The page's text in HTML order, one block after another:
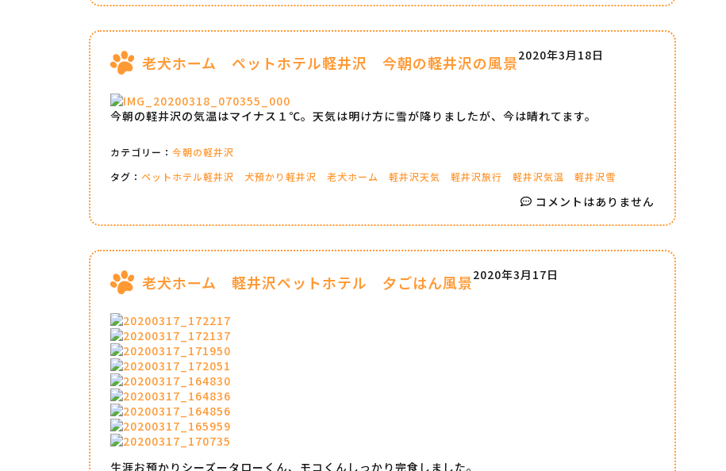
老犬ホーム ペットホテル軽井沢 今朝の軽井沢の風景2020年3月18日
今朝の軽井沢の気温はマイナス１℃。天気は明け方に雪が降りましたが、今は晴れてます。
カテゴリー： 今朝の軽井沢
タグ： ペットホテル軽井沢 犬預かり軽井沢 老犬ホーム 軽井沢天気 軽井沢旅行 軽井沢気温 軽井沢雪
コメントはありません
老犬ホーム 軽井沢ペットホテル 夕ごはん風景2020年3月17日
生涯お預かりシーズータローくん、モコくんしっかり完食しました。